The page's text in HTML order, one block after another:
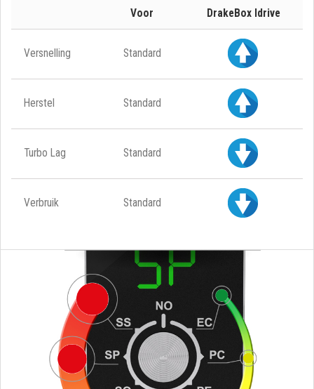
Voor DrakeBox Idrive
Versnelling Standard
Herstel Standard
Turbo Lag Standard
Verbruik Standard